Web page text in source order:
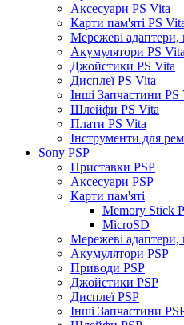
Аксесуари PS Vita
Карти пам'яті PS
Мережеві адаптери,
Акумулятори PS Vita
Джойстики PS Vita
Дисплеї PS Vita
Інші Запчастини PS
Шлейфи PS Vita
Плати PS Vita
Інструменти для
Sony PSP
Приставки PSP
Аксесуари PSP
Карти пам'яті
Memory Stick
MicroSD
Мережеві адаптери,
Акумулятори PSP
Приводи PSP
Джойстики PSP
Дисплеї PSP
Інші Запчастини